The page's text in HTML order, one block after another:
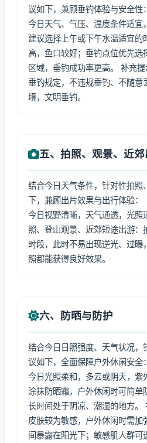
议如下，兼顾垂钓体验与安全性：
今日天气、气压、温度条件适宜
建议选择上午或下午水温适宜的
高，鱼口较好；垂钓点位优先选
区域，垂钓成功率更高。 补充
垂钓规定，不违规垂钓、不随意
境，文明垂钓。
五、拍照、观景、近
结合今日天气条件，针对性拍照
下，兼顾出片效果与出行体验：
今日视野清晰，天气通透，光照
照、登山观景、近郊短途出游：
时段，此时不易出现逆光、过曝
照都能获得良好效果。
六、防晒与防护
结合今日日照强度、天气状况，
议如下，全面保障户外休闲安全：
今日光照柔和，多云或阴天，紫
涂抹防晒霜，户外休闲时可简单
长时间处于阴凉、潮湿的地方。
皮肤较为敏感，户外休闲时需加
间暴露在阳光下；敏感肌人群可